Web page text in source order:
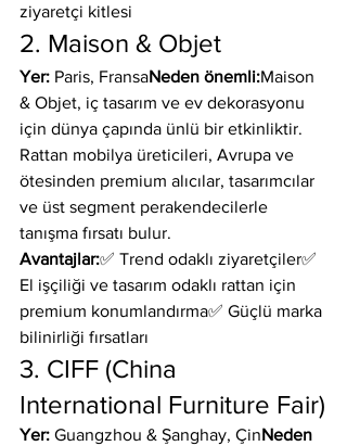
ziyaretçi kitlesi
2. Maison & Objet
Yer: Paris, FransaNeden önemli:Maison
& Objet, iç tasarım ve ev dekorasyonu
için dünya çapında ünlü bir etkinliktir.
Rattan mobilya üreticileri, Avrupa ve
ötesinden premium alıcılar, tasarımcılar
ve üst segment perakendecilerle
tanışma fırsatı bulur.
Avantajlar:✅ Trend odaklı ziyaretçiler✅
El işçiliği ve tasarım odaklı rattan için
premium konumlandırma✅ Güçlü marka
bilinirliği fırsatları
3. CIFF (China
International Furniture Fair)
Yer: Guangzhou & Şanghay, ÇinNeden